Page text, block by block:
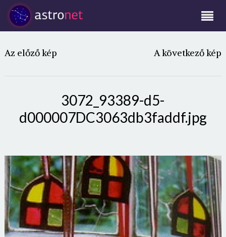
Az előző kép A következő kép
3072_93389-d5-
d000007DC3063db3faddf.jpg